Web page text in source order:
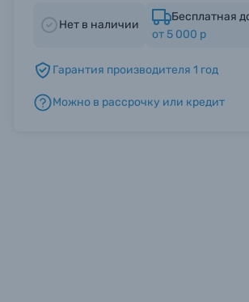
Нет в наличии
Бесплатная
от 5 000 р
Гарантия производителя 1 год
Можно в рассрочку или кредит